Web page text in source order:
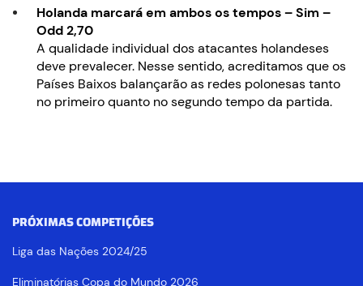
Holanda marcará em ambos os tempos – Sim –
Odd 2,70
A qualidade individual dos atacantes holandeses
deve prevalecer. Nesse sentido, acreditamos que os
Países Baixos balançarão as redes polonesas tanto
no primeiro quanto no segundo tempo da partida.
PRÓXIMAS COMPETIÇÕES
Liga das Nações 2024/25
Eliminatórias Copa do Mundo 2026